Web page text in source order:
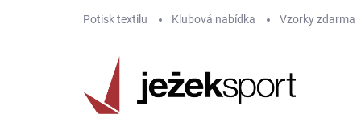
Potisk textilu Klubová nabídka Vzorky zdarma